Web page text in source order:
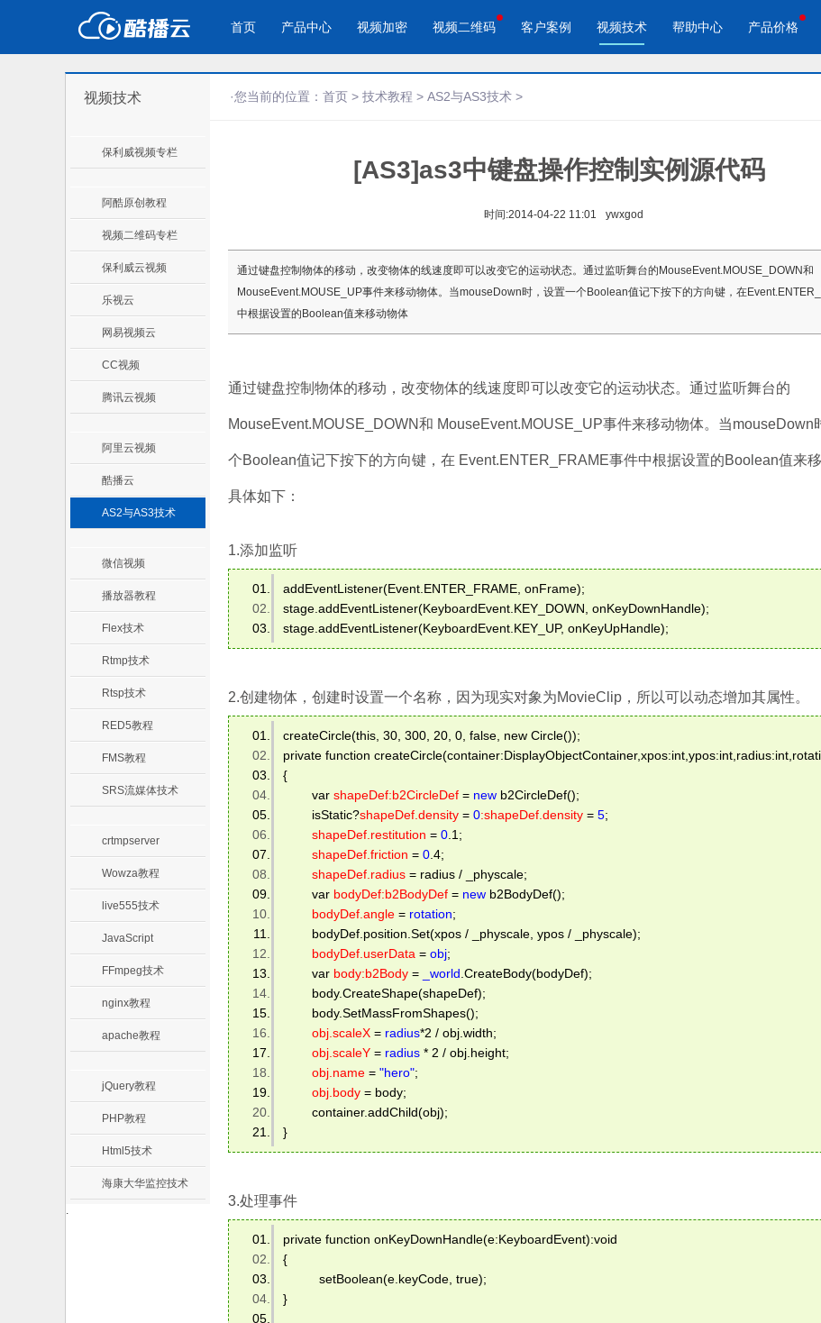
首页 产品中心
产品与新功能
防下载/防盗录/防录屏/防篡改
酷播云 | 企业视频轻松上云
免费稳定无广告视频云服务
酷播云视频二维码
自动生成视频二维码
视频加密 视频二维码
应用场景
企业宣传 产品宣传
通过视频来展示产品新功能、新特
教学网站
个人网站
为个人网站、博客论坛，添加视频
工作汇报
工作场景的工作汇报、年度总结、
年会节目
体育培训
体育运动、体育赛事教学培训
客户案例 视频技术 帮助中心 产品价格
视频技术
保利威视频专栏
阿酷原创教程
视频二维码专栏
保利威云视频
乐视云
网易视频云
CC视频
腾讯云视频
阿里云视频
酷播云
AS2与AS3技术
微信视频
播放器教程
Flex技术
Rtmp技术
Rtsp技术
RED5教程
FMS教程
SRS流媒体技术
crtmpserver
Wowza教程
live555技术
JavaScript
FFmpeg技术
nginx教程
apache教程
jQuery教程
PHP教程
Html5技术
海康大华监控技术
.
·您当前的位置： 首页 > 技术教程 > AS2与AS3技术 >
[AS3]as3中键盘操作控制实例源代码
时间:2014-04-22 11:01 ywxgod
通过键盘控制物体的移动，改变物体的线速度即可以改变它的运动状态。通过监听舞台的MouseEvent.MOUSE_DOWN和
MouseEvent.MOUSE_UP事件来移动物体。当mouseDown时，设置一个Boolean值记下按下的方向键，在
中根据设置的Boolean值来移动物体
通过键盘控制物体的移动，改变物体的线速度即可以改变它的运动状态。通过监听舞台的
MouseEvent.MOUSE_DOWN和 MouseEvent.MOUSE_UP事件来移动物体。当mouseDown
个Boolean值记下按下的方向键，在 Event.ENTER_FRAME事件中根据设置的Boolean值来移
具体如下：
1.添加监听
addEventListener(Event.ENTER_FRAME, onFrame);
stage.addEventListener(KeyboardEvent.KEY_DOWN, onKeyDownHandle);
stage.addEventListener(KeyboardEvent.KEY_UP, onKeyUpHandle);
2.创建物体，创建时设置一个名称，因为现实对象为MovieClip，所以可以动态增加其属性。
createCircle(this, 30, 300, 20, 0, false, new Circle());
private function
{
var shapeDef:b2CircleDef = new b2CircleDef();
isStatic?shapeDef.density = 0:shapeDef.density = 5;
shapeDef.restitution = 0 .1;
shapeDef.friction = 0 .4;
shapeDef.radius = radius / _physcale;
var bodyDef:b2BodyDef = new b2BodyDef();
bodyDef.angle = rotation;
bodyDef.position.Set(xpos / _physcale, ypos / _physcale);
bodyDef.userData = obj;
var body:b2Body = _world .CreateBody(bodyDef);
body.CreateShape(shapeDef);
body.SetMassFromShapes();
obj.scaleX = radius*2 / obj.width;
obj.scaleY = radius * 2 / obj.height;
obj.name = "hero";
obj.body = body;
container.addChild(obj);
}
3.处理事件
private function onKeyDownHandle(e:KeyboardEvent):void
{
setBoolean(e.keyCode, true);
}